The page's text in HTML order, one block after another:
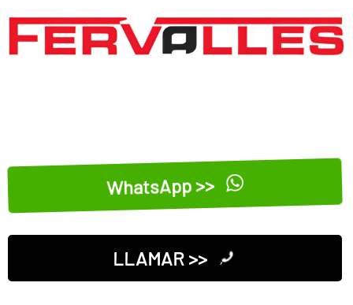
WhatsApp >>
LLAMAR >>